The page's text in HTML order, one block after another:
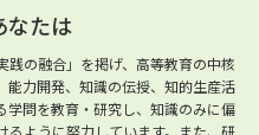
なたは
の融合」を掲げ、高等教育の中核
能力開発、知識の伝授、知的生産活
問を教育・研究し、知識のみに偏
るように努力しています。また、研